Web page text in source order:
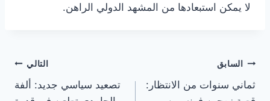
لا يمكن استبعادها من المشهد الدولي الراهن.
تصفّح
المقالات
السابق
ثماني سنوات من الانتظار:
التالي
تصعيد سياسي جديد: ألفة